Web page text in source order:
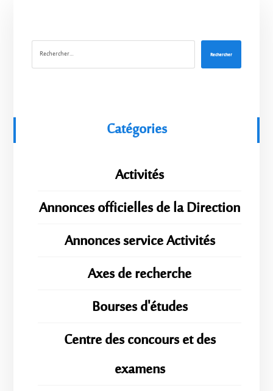
Rechercher
Catégories
Activités
Annonces officielles de la Direction
Annonces service Activités
Axes de recherche
Bourses d'études
Centre des concours et des
examens